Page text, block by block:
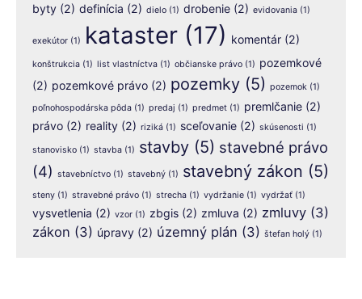
byty (2) definícia (2) dielo (1) drobenie (2) evidovania (1)
exekútor (1) kataster (17) komentár (2)
konštrukcia (1) list vlastníctva (1) občianske právo (1) pozemkové
(2) pozemkové právo (2) pozemky (5) pozemok (1)
poľnohospodárska pôda (1) predaj (1) predmet (1) premlčanie (2)
právo (2) reality (2) riziká (1) sceľovanie (2) skúsenosti (1)
stanovisko (1) stavba (1) stavby (5) stavebné právo
(4) stavebníctvo (1) stavebný (1) stavebný zákon (5)
steny (1) stravebné právo (1) strecha (1) vydržanie (1) vydržať (1)
vysvetlenia (2) vzor (1) zbgis (2) zmluva (2) zmluvy (3)
zákon (3) úpravy (2) územný plán (3) štefan holý (1)